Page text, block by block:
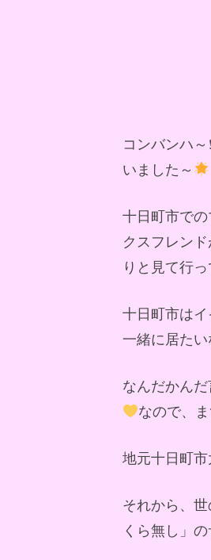
コンバンハ
いました～
十日町市で
クスフレン
りと見て行
十日町市はイ
一緒に居たい
なんだかん
なので、
地元十日町市
それから、
くら無し」